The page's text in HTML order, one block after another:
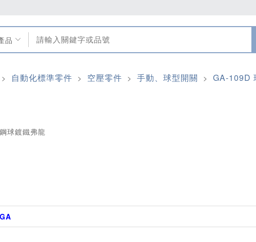
品
> 自動化標準零件 > 空壓零件 > 手動、球型開關 > GA-109D
球鍍鐵弗龍